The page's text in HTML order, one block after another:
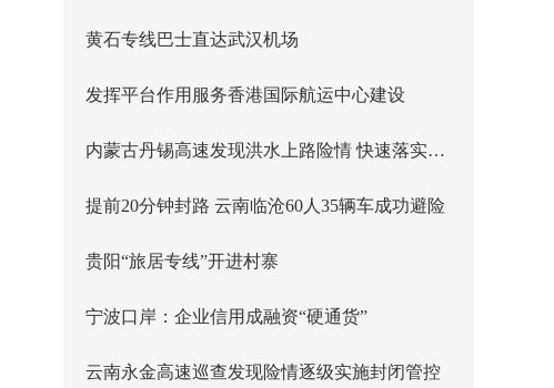
黄石专线巴士直达武汉机场
发挥平台作用服务香港国际航运中心建设
内蒙古丹锡高速发现洪水上路险情 快速落实主线封闭管控
提前20分钟封路 云南临沧60人35辆车成功避险
贵阳“旅居专线”开进村寨
宁波口岸：企业信用成融资“硬通货”
云南永金高速巡查发现险情逐级实施封闭管控